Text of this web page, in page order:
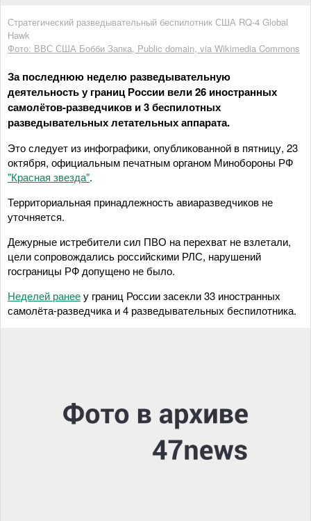
Стратегический разведывательный беспилотник США RQ-4 Global
Hawk
Фото: ВВС США Бобби Запка, Public domain, via Wikimedia Commons
За последнюю неделю разведывательную
деятельность у границ России вели 26 иностранных
самолётов-разведчиков и 3 беспилотных
разведывательных летательных аппарата.
Это следует из инфографики, опубликованной в пятницу, 23
октября, официальным печатным органом Минобороны РФ
"Красная звезда".
Территориальная принадлежность авиаразведчиков не
уточняется.
Дежурные истребители сил ПВО на перехват не взлетали,
цели сопровождались российскими РЛС, нарушений
госграницы РФ допущено не было.
Неделей ранееу границ России засекли 33 иностранных
самолёта-разведчика и 4 разведывательных беспилотника.